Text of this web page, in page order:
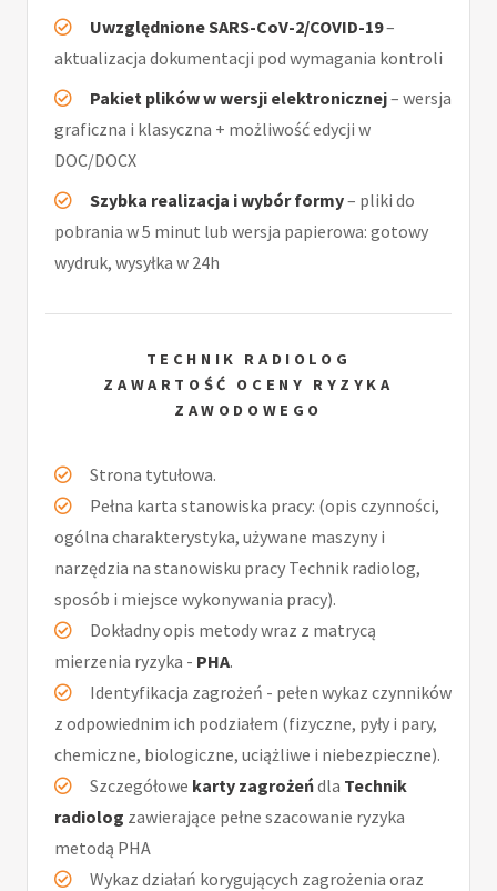
Uwzględnione SARS-CoV-2/COVID-19–
aktualizacja dokumentacji pod wymagania kontroli
Pakiet plików w wersji elektronicznej– wersja
graficzna i klasyczna + możliwość edycji w
DOC/DOCX
Szybka realizacja i wybór formy– pliki do
pobrania w 5 minut lub wersja papierowa: gotowy
wydruk, wysyłka w 24h
TECHNIK RADIOLOG
ZAWARTOŚĆ OCENY RYZYKA
ZAWODOWEGO
Strona tytułowa.
Pełna karta stanowiska pracy: (opis czynności,
ogólna charakterystyka, używane maszyny i
narzędzia na stanowisku pracy Technik radiolog,
sposób i miejsce wykonywania pracy).
Dokładny opis metody wraz z matrycą
mierzenia ryzyka - PHA.
Identyfikacja zagrożeń - pełen wykaz czynników
z odpowiednim ich podziałem (fizyczne, pyły i pary,
chemiczne, biologiczne, uciążliwe i niebezpieczne).
Szczegółowe karty zagrożeńdla Technik
radiolog zawierające pełne szacowanie ryzyka
metodą PHA
Wykaz działań korygujących zagrożenia oraz